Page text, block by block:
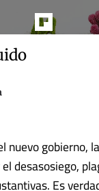
nuevo gobierno,
desasosiego,
Es